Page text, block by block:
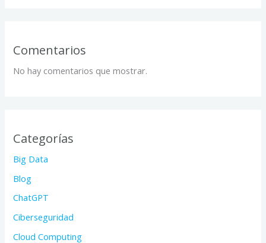
Comentarios
No hay comentarios que mostrar.
Categorías
Big Data
Blog
ChatGPT
Ciberseguridad
Cloud Computing